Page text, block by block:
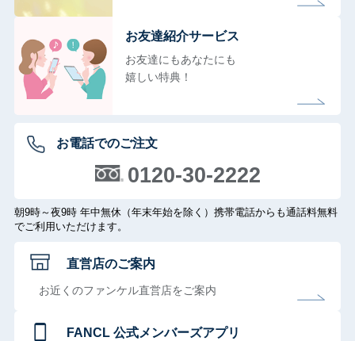
お友達紹介サービス
お友達にもあなたにも
嬉しい特典！
お電話でのご注文
0120-30-2222
朝9時～夜9時 年中無休（年末年始を除く）携帯電話からも通話料無料
でご利用いただけます。
直営店のご案内
お近くのファンケル直営店をご案内
FANCL 公式メンバーズアプリ